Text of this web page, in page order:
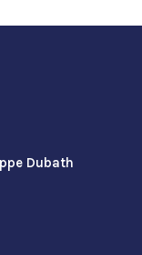
Dubath